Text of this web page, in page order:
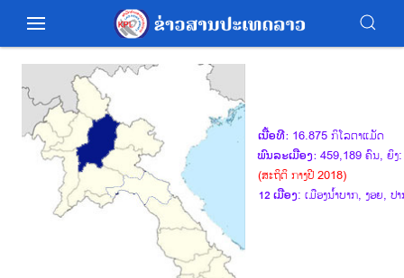
ເນື້ອທີ: 16.875 ກິໂລຕາແມັດ
ພົນລະເມືອງ: 459,189 ຄົນ, ຍິ
(ສະຖິຕິ ກາງປີ 2018)
12 ເມືອງ: ເມືອງນ້ຳບາກ, ງອຍ,